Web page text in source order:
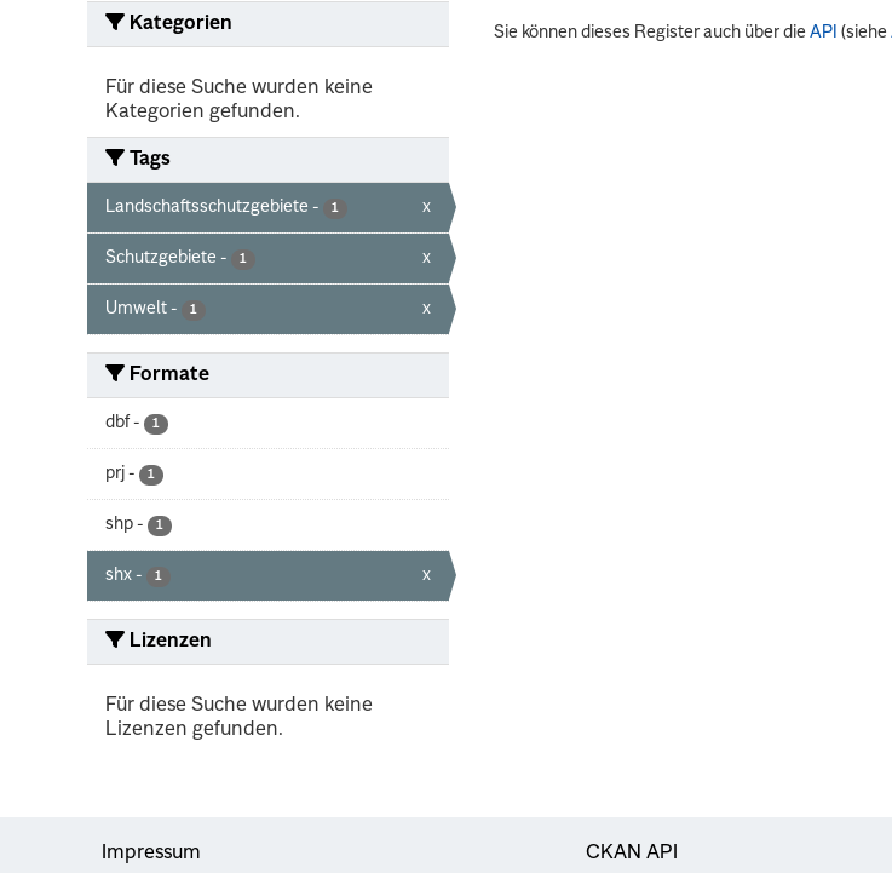
Kategorien
Für diese Suche wurden keine
Kategorien gefunden.
Tags
Landschaftsschutzgebiete - 1 x
Schutzgebiete - 1 x
Umwelt - 1 x
Formate
dbf - 1
prj - 1
shp - 1
shx - 1 x
Lizenzen
Für diese Suche wurden keine
Lizenzen gefunden.
Sie können dieses Register auch über dieAPI (siehe
Impressum CKAN API